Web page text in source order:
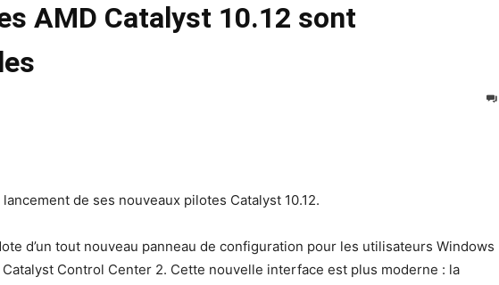
AMD Catalyst 10.12 sont
de ses nouveaux pilotes Catalyst 10.12.
d’un tout nouveau panneau de configuration pour les utilisateurs Windows
Control Center 2. Cette nouvelle interface est plus moderne : la